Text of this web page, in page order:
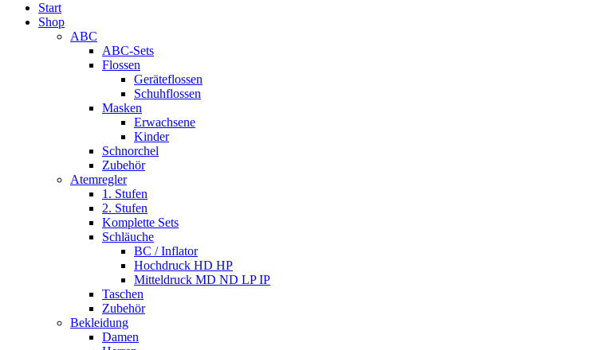
Start
Shop
ABC
ABC-Sets
Flossen
Geräteflossen
Schuhflossen
Masken
Erwachsene
Kinder
Schnorchel
Zubehör
Atemregler
1. Stufen
2. Stufen
Komplette Sets
Schläuche
BC / Inflator
Hochdruck HD HP
Mitteldruck MD ND LP IP
Taschen
Zubehör
Bekleidung
Damen